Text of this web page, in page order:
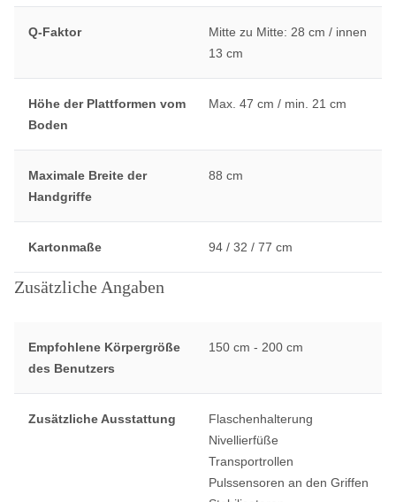
Q-Faktor
Mitte zu Mitte: 28 cm / innen
13 cm
Höhe der Plattformen vom
Boden
Max. 47 cm / min. 21 cm
Maximale Breite der
Handgriffe
88 cm
Kartonmaße 94 / 32 / 77 cm
Zusätzliche Angaben
Empfohlene Körpergröße
des Benutzers
150 cm - 200 cm
Zusätzliche Ausstattung
Flaschenhalterung
Nivellierfüße
Transportrollen
Pulssensoren an den Griffen